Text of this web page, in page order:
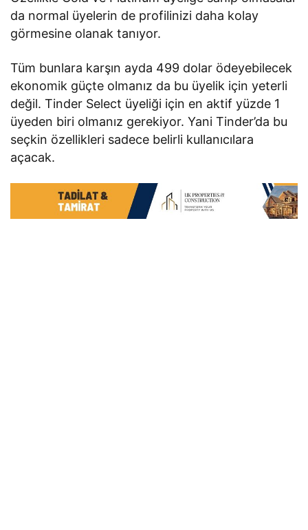
da normal üyelerin de profilinizi daha kolay
görmesine olanak tanıyor.
Tüm bunlara karşın ayda 499 dolar ödeyebilecek
ekonomik güçte olmanız da bu üyelik için yeterli
değil. Tinder Select üyeliği için en aktif yüzde 1
üyeden biri olmanız gerekiyor. Yani Tinder’da bu
seçkin özellikleri sadece belirli kullanıcılara
açacak.